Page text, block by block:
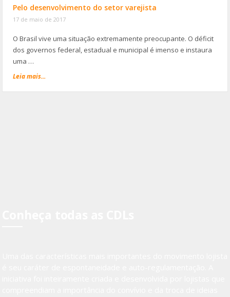
Pelo desenvolvimento do setor varejista
17 de maio de 2017
O Brasil vive uma situação extremamente preocupante. O déficit
dos governos federal, estadual e municipal é imenso e instaura
uma …
Leia mais...